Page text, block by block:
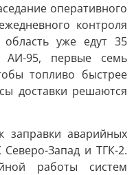
оперативного
контроля
уже едут 35
АИ-95, первые семь
топливо быстрее
доставки решаются
заправки аварийных
Запад и ТГК-2.
работы систем